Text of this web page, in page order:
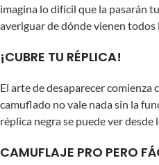
imagina lo difícil que la pasarán
averiguar de dónde vienen todos
¡CUBRE TU RÉPLICA!
El arte de desaparecer
camuflado no vale nada sin la
réplica negra se puede ver desde
CAMUFLAJE PRO PERO